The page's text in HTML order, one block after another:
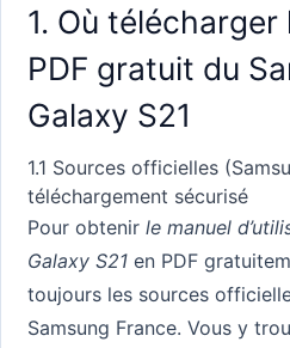
1. Où télécharger
PDF gratuit du
Galaxy S21
1.1 Sources officielles
téléchargement sécurisé
Pour obtenirle manuel
Galaxy S21 en PDF
toujours les sources
Samsung France. Vous y